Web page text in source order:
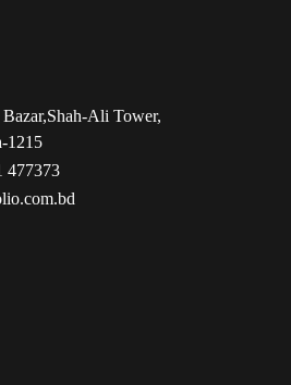
Ali Tower,
1215
477373